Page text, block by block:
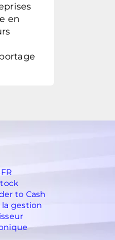
en
to Cash
gestion